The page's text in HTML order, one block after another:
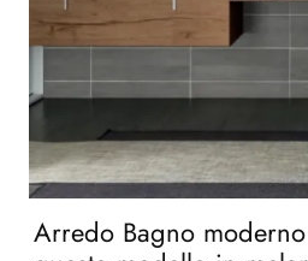
Arredo Bagno